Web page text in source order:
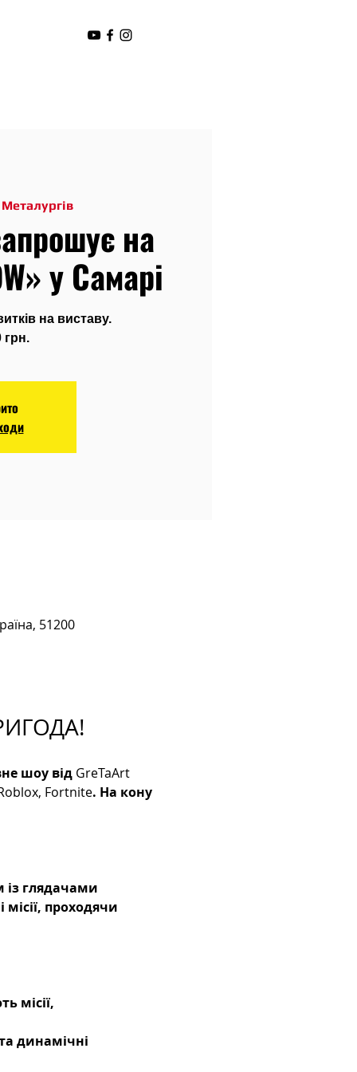
на
у Самарі
на виставу.
грн.
51200
шоу від GreTaArt
Fortnite. На кону
із глядачами
проходячи
місії,
динамічні